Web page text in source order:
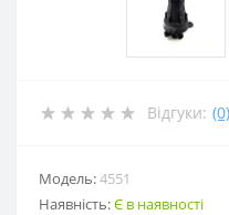
Відгуки: (0)
Модель:4551
Наявність:Є в наявності